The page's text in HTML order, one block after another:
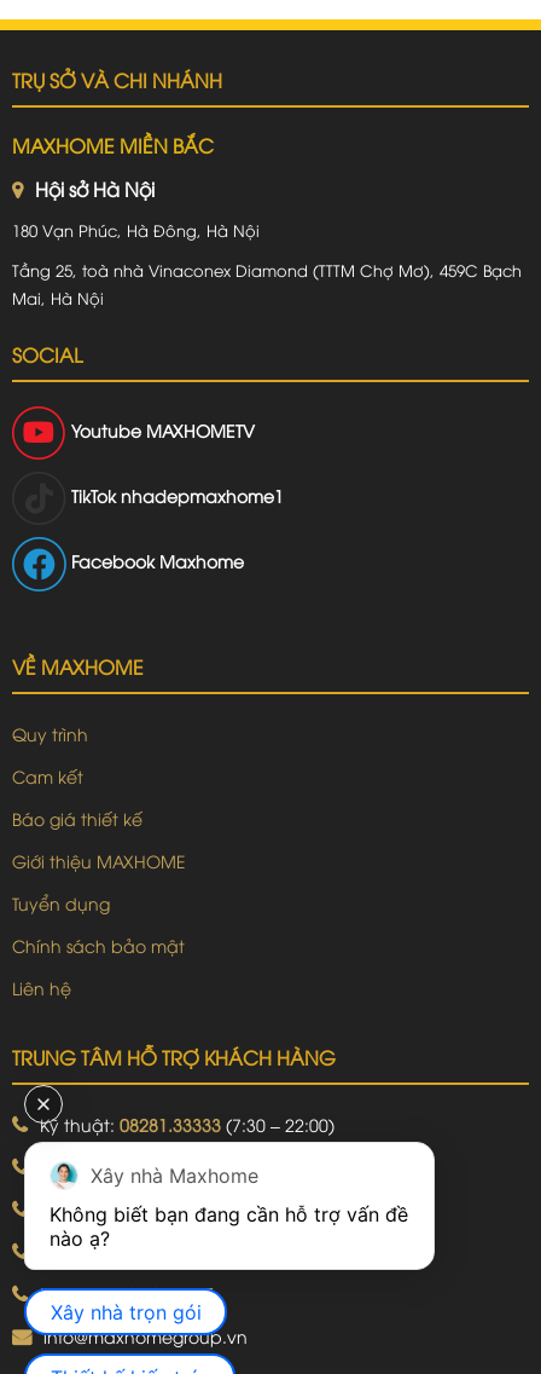
TRỤ SỞ VÀ CHI NHÁNH
MAXHOME MIỀN BẮC
Hội sở Hà Nội
180 Vạn Phúc, Hà Đông, Hà Nội
Tầng 25, toà nhà Vinaconex Diamond (TTTM Chợ Mơ), 459C Bạch
Mai, Hà Nội
SOCIAL
Youtube MAXHOMETV
TikTok nhadepmaxhome1
Facebook Maxhome
VỀ MAXHOME
Quy trình
Cam kết
Báo giá thiết kế
Giới thiệu MAXHOME
Tuyển dụng
Chính sách bảo mật
Liên hệ
TRUNG TÂM HỖ TRỢ KHÁCH HÀNG
Kỹ thuật: 08281.33333 (7:30 – 22:00)
Khiếu nại:
09240.99999
Bảo hành:09240.99999(8:00 – 21:00)
Hotline: 092.774.8888
Hotline: 092.924.5555
info@maxhomegroup.vn
Xây nhà Maxhome
Không biết bạn đang cần hỗ trợ vấn đề
Xây nhà trọn gói